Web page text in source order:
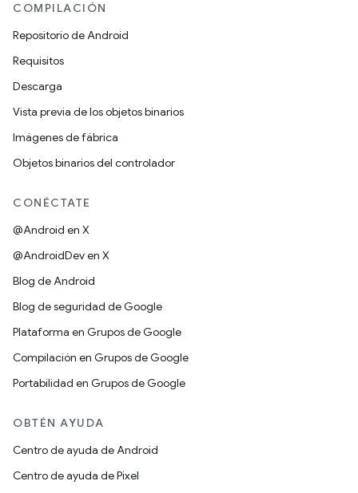
COMPILACIÓN
Repositorio de Android
Requisitos
Descarga
Vista previa de los objetos binarios
Imágenes de fábrica
Objetos binarios del controlador
CONÉCTATE
@Android en X
@AndroidDev en X
Blog de Android
Blog de seguridad de Google
Plataforma en Grupos de Google
Compilación en Grupos de Google
Portabilidad en Grupos de Google
OBTÉN AYUDA
Centro de ayuda de Android
Centro de ayuda de Pixel